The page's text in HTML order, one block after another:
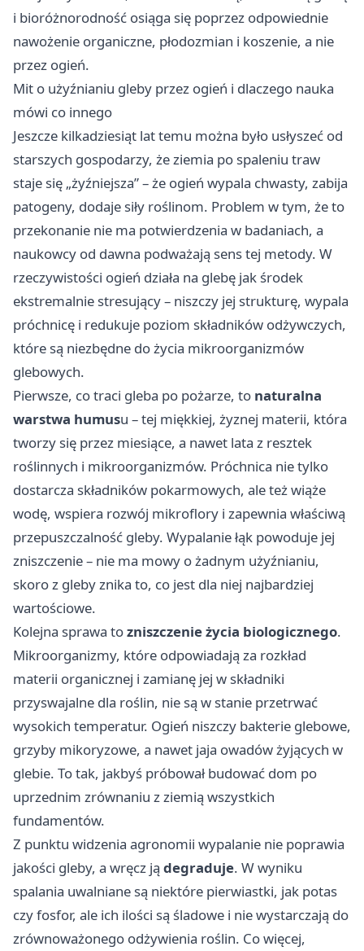
i bioróżnorodność osiąga się poprzez odpowiednie
nawożenie organiczne, płodozmian i koszenie, a nie
przez ogień.
Mit o użyźnianiu gleby przez ogień i dlaczego nauka
mówi co innego
Jeszcze kilkadziesiąt lat temu można było usłyszeć od
starszych gospodarzy, że ziemia po spaleniu traw
staje się „żyźniejsza” – że ogień wypala chwasty, zabija
patogeny, dodaje siły roślinom. Problem w tym, że to
przekonanie nie ma potwierdzenia w badaniach, a
naukowcy od dawna podważają sens tej metody. W
rzeczywistości ogień działa na glebę jak środek
ekstremalnie stresujący – niszczy jej strukturę, wypala
próchnicę i redukuje poziom składników odżywczych,
które są niezbędne do życia mikroorganizmów
glebowych.
Pierwsze, co traci gleba po pożarze, to naturalna
warstwa humusu – tej miękkiej, żyznej materii, która
tworzy się przez miesiące, a nawet lata z resztek
roślinnych i mikroorganizmów. Próchnica nie tylko
dostarcza składników pokarmowych, ale też wiąże
wodę, wspiera rozwój mikroflory i zapewnia właściwą
przepuszczalność gleby. Wypalanie łąk powoduje jej
zniszczenie – nie ma mowy o żadnym użyźnianiu,
skoro z gleby znika to, co jest dla niej najbardziej
wartościowe.
Kolejna sprawa tozniszczenie życia biologicznego.
Mikroorganizmy, które odpowiadają za rozkład
materii organicznej i zamianę jej w składniki
przyswajalne dla roślin, nie są w stanie przetrwać
wysokich temperatur. Ogień niszczy bakterie glebowe,
grzyby mikoryzowe, a nawet jaja owadów żyjących w
glebie. To tak, jakbyś próbował budować dom po
uprzednim zrównaniu z ziemią wszystkich
fundamentów.
Z punktu widzenia agronomii wypalanie nie poprawia
jakości gleby, a wręcz ją degraduje. W wyniku
spalania uwalniane są niektóre pierwiastki, jak potas
czy fosfor, ale ich ilości są śladowe i nie wystarczają do
zrównoważonego odżywienia roślin. Co więcej,